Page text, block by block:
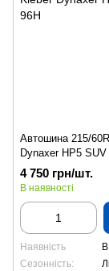
Автошина 215/
Dynaxer HP5 SUV
4 750 грн/шт.
В наявності
Наявність
Сезонність: